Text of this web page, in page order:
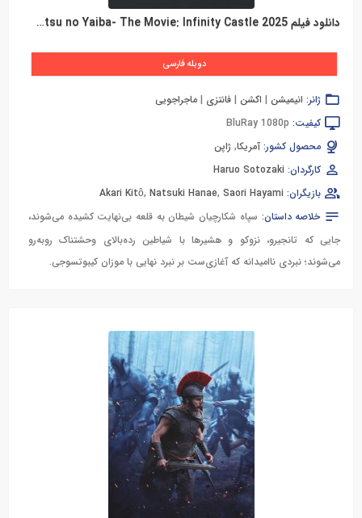
دانلود فیلم Demon Slayer -Kimetsu no Yaiba- The Movie: Infinity Castle 2025
دوبله فارسی
ژانر: انیمیشن | اکشن | فانتزی | ماجراجویی
کیفیت: BluRay 1080p
محصول کشور: آمریکا, ژاپن
کارگردان: Haruo Sotozaki
بازیگران:
Akari Kitô, Natsuki Hanae, Saori Hayami
خلاصه داستان: سپاه شکارچیان شیطان به قلعه بی‌نهایت کشیده می‌شوند،
جایی که تانجیرو، نزوکو و هشیرها با شیاطین رده‌بالای وحشتناک روبه‌رو
می‌شوند؛ نبردی ناامیدانه که آغازی‌ست بر نبرد نهایی با موزان کیبوتسوجی.